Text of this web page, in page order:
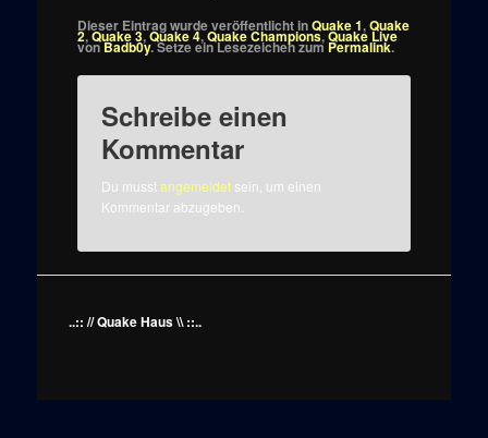
Dieser Eintrag wurde veröffentlicht inQuake 1,Quake
2,Quake 3,Quake 4,Quake Champions,Quake Live
vonBadb0y. Setze ein Lesezeichen zum Permalink.
Schreibe einen
Kommentar
Du musstangemeldetsein, um einen
Kommentar abzugeben.
..:: // Quake Haus \\ ::..